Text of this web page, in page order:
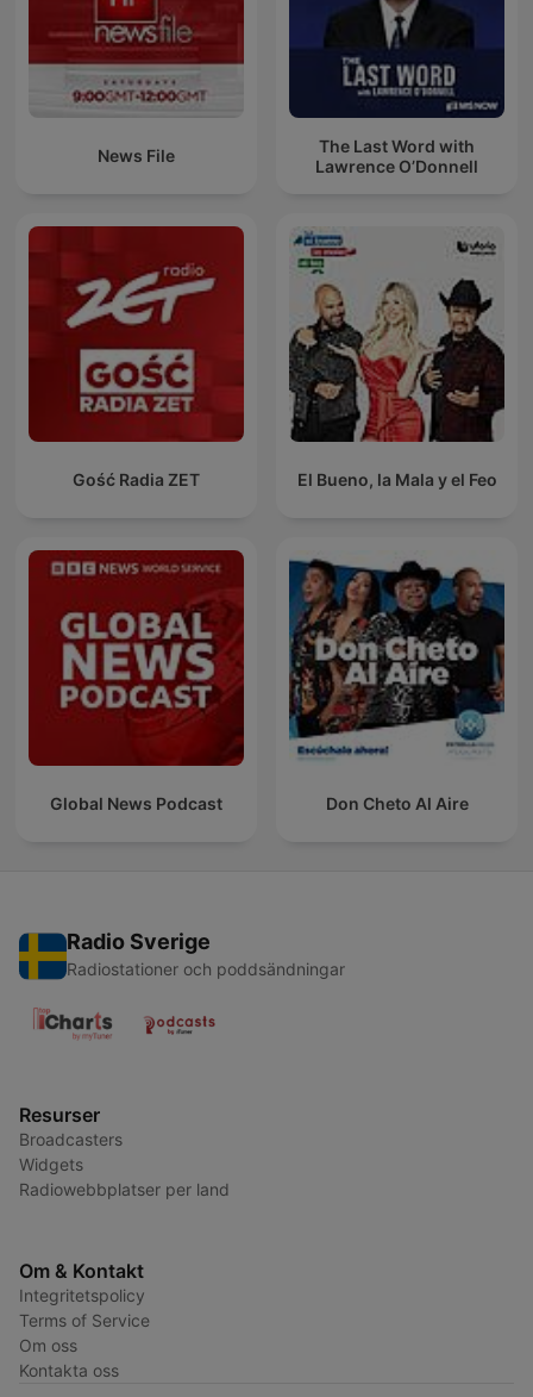
News File
The Last Word with
Lawrence O’Donnell
Gość Radia ZET El Bueno, la Mala y el Feo
Global News Podcast Don Cheto Al Aire
Radio Sverige
Radiostationer och poddsändningar
Resurser
Broadcasters
Widgets
Radiowebbplatser per land
Om & Kontakt
Integritetspolicy
Terms of Service
Om oss
Kontakta oss